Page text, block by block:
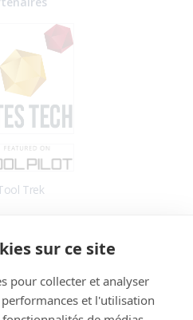
sur ce site
pour collecter et analyser
et l'utilisation
Trek